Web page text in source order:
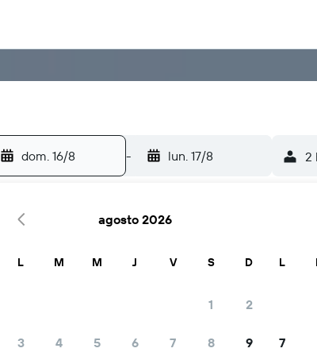
dom. 16/8 - lun. 17/8 2
viajera elige KAYAK
agosto 2026
L M M J V S D
1 2
3 4 5 6 7 8 9
L
7